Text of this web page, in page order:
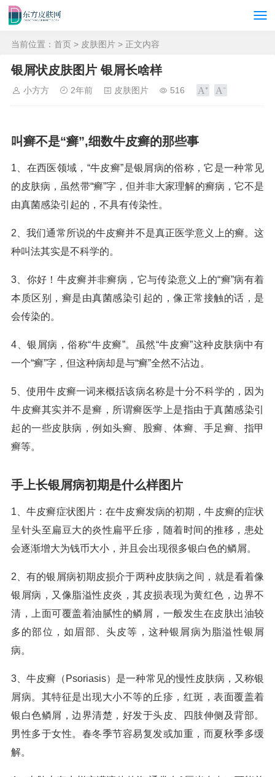
当前位置： 首页 > 皮肤图片 > 正文内容
银屑状皮肤图片 银屑长啥样
小方方 2年前 皮肤图片 516
叫癣不是“癣”,细数牛皮癣的那些事
1、在西医领域，“牛皮癣”是银屑病的俗称，它是一种常见
的皮肤病，虽然带“癣”字，但并非大家理解的癣病，它不是
由真菌感染引起的，不具有传染性。
2、我们通常所说的牛皮癣并不是真正医学意义上的癣。这
种叫法其实是不科学的。
3、你好！牛皮癣并非癣病，它与传染意义上的“癣”病有着
本质区别，癣是由真菌感染引起的，像正常接触的话，是
会传染的。
4、银屑病，俗称“牛皮癣”。虽然“牛皮癣”这种皮肤病中有
一个“癣”字，但这种病却是与“癣”全然不沾边。
5、使用牛皮癣一词来概括该病名称是十分不科学的，因为
牛皮癣其实并不是癣，所谓癣医学上是指由于真菌感染引
起的一些皮肤病，例如头癣、股癣、体癣、手足癣、指甲
癣等。
手上长银屑病初期是什么样图片
1、牛皮癣症状图片：在牛皮癣发病的初期，牛皮癣的症状
呈针头至扁豆大的炎性扁平丘疹，随着时间的推移，患处
会逐渐增大为钱币大小，并且会出现很多银白色的鳞屑。
2、有的银屑病初期皮损介于两种皮肤病之间，就是看着像
银屑病，又像脂溢性皮炎，其皮损表现为黄红色，边界不
清，上面可覆盖着油腻性的鳞屑，一般发生在皮肤出油较
多的部位，如眉部、头皮等，这种银屑病为脂溢性银屑
病。
3、牛皮癣（Psoriasis）是一种常见的慢性皮肤病，又称银
屑病。其特征是出现大小不等的丘疹，红斑，表面覆盖着
银白色鳞屑，边界清楚，好发于头皮、四肢伸侧及背部。
男性多于女性。春冬季节容易复发或加重，而夏秋季多缓
解。